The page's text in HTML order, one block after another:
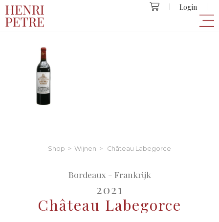
Login
Shop > Wijnen > Château Labegorce
Bordeaux - Frankrijk
2021
Château Labegorce